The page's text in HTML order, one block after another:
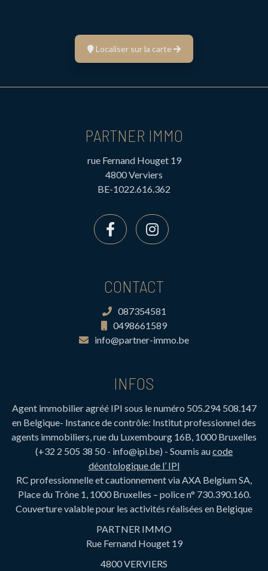
Localiser sur la carte
PARTNER IMMO
rue Fernand Houget 19
4800 Verviers
BE-1022.616.362
CONTACT
087354581
0498661589
info@partner-immo.be
INFOS
Agent immobilier agréé IPI sous le numéro 505.294 508.147
en Belgique- Instance de contrôle: Institut professionnel des
agents immobiliers, rue du Luxembourg 16B, 1000 Bruxelles
(+32 2 505 38 50 - info@ipi.be) - Soumis aucode
déontologique de l’ IPI
RC professionnelle et cautionnement via AXA Belgium SA,
Place du Trône 1, 1000 Bruxelles – police n° 730.390.160.
Couverture valable pour les activités réalisées en Belgique
PARTNER IMMO
Rue Fernand Houget 19
4800 VERVIERS